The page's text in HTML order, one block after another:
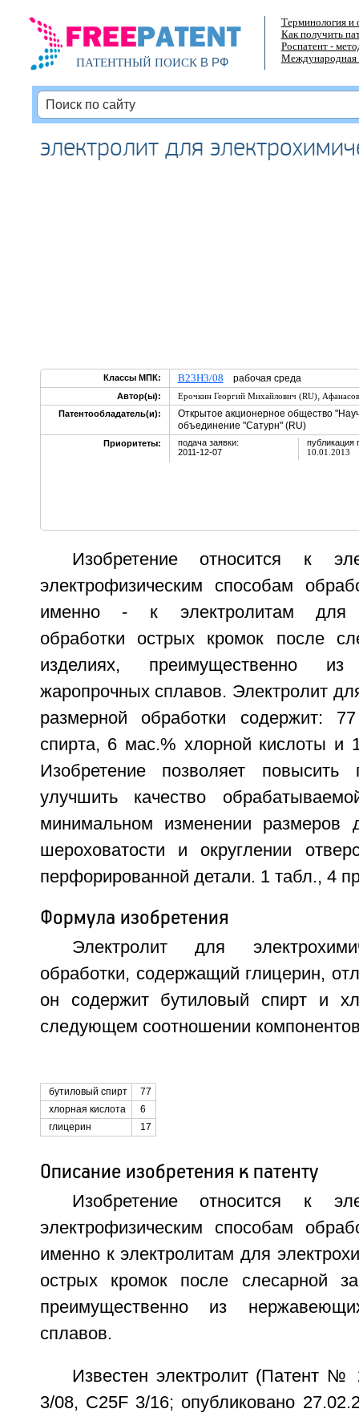
ПАТЕНТНЫЙ ПОИСКВ РФ
Терминология и
Как получить
Роспатент -
Международная
электролит для
Классы МПК: B23H3/08 рабочая среда
Автор(ы): Ерочкин Георгий Михайлович (RU),
Патентообладатель(и):
Открытое акционерное общество
объединение "Сатурн" (RU)
Приоритеты:
подача заявки:
2011-12-07
публикация
10.01.2013
Изобретение относится к
электрофизическим способам
именно - к электролитам для
обработки острых кромок после
изделиях, преимущественно
жаропрочных сплавов. Электролит
размерной обработки содержит:
спирта, 6 мас.% хлорной кислоты и
Изобретение позволяет повысить
улучшить качество
минимальном изменении размеров
шероховатости и округлении
перфорированной детали. 1 табл., 4
Формула изобретения
Электролит для
обработки, содержащий глицерин,
он содержит бутиловый спирт и
следующем соотношении
бутиловый спирт
77
хлорная кислота
6
глицерин
17
Описание изобретения к патенту
Изобретение относится к
электрофизическим способам
именно к электролитам для
острых кромок после слесарной
преимущественно из
сплавов.
Известен электролит (Патент
3/08, C25F 3/16; опубликовано